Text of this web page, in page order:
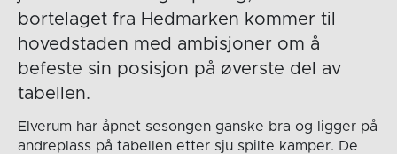
bortelaget fra Hedmarken kommer til
hovedstaden med ambisjoner om å
befeste sin posisjon på øverste del av
tabellen.
Elverum har åpnet sesongen ganske bra og ligger på
andreplass på tabellen etter sju spilte kamper. De